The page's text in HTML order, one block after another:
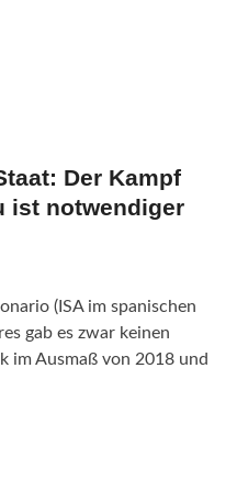
Der Kampf
ist notwendiger
(ISA im spanischen
gab es zwar keinen
im Ausmaß von 2018 und